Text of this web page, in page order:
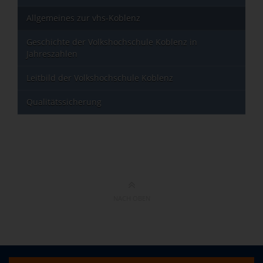
Allgemeines zur vhs-Koblenz
Geschichte der Volkshochschule Koblenz in
Jahreszahlen
Leitbild der Volkshochschule Koblenz
Qualitätssicherung